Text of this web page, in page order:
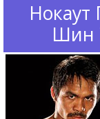
Нокаут
Шин